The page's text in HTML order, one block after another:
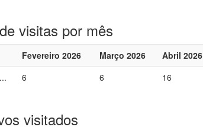
visitas por mês
Fevereiro 2026 Março 2026 Abril 2026
6 6 16
visitados